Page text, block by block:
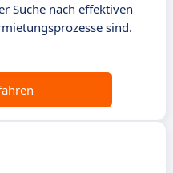
Suche nach effektiven
sind.